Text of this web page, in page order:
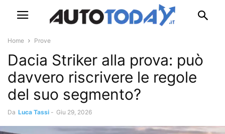
Home Prove
Dacia Striker alla prova: può
davvero riscrivere le regole
del suo segmento?
Da Luca Tassi - Giu 29, 2026